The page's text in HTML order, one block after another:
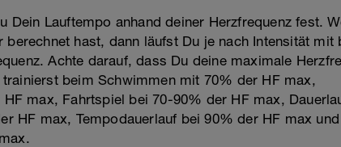
Dein Lauftempo anhand deiner Herzfrequenz fest.
hast, dann läufst Du je nach Intensität mit
Achte darauf, dass Du deine maximale
beim Schwimmen mit 70% der HF max,
max, Fahrtspiel bei 70-90% der HF max,
HF max, Tempodauerlauf bei 90% der HF max und